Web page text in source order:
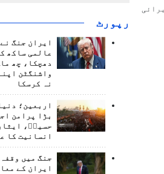
رپورٹ
ایران جنگ
عالمی ساکھ
دھچکا، چھ
واشنگٹن
نہ کرسکا
اربعین؛
بڑا پرامن
حسینؑ،
انسانیت کا
جنگ میں
ایران کے